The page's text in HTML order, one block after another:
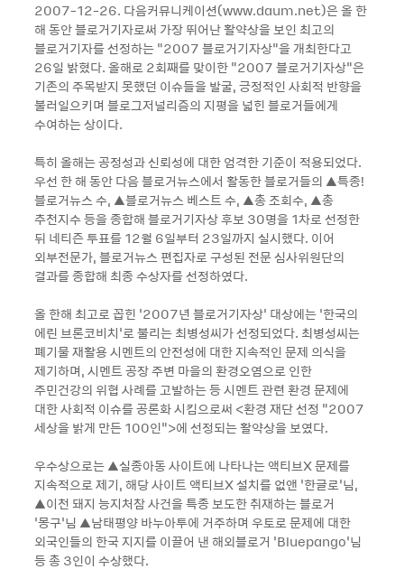
2007-12-26. 다음커뮤니케이션(www.daum.net)은 올 한
해 동안 블로거기자로써 가장 뛰어난 활약상을 보인 최고의
블로거기자를 선정하는 “2007 블로거기자상“을 개최한다고
26일 밝혔다. 올해로 2회째를 맞이한 “2007 블로거기자상“은
기존의 주목받지 못했던 이슈들을 발굴, 긍정적인 사회적 반향을
불러일으키며 블로그저널리즘의 지평을 넓힌 블로거들에게
수여하는 상이다.
특히 올해는 공정성과 신뢰성에 대한 엄격한 기준이 적용되었다.
우선 한 해 동안 다음 블로거뉴스에서 활동한 블로거들의 ▲특종!
블로거뉴스 수, ▲블로거뉴스 베스트 수, ▲총 조회수, ▲총
추천지수 등을 종합해 블로거기자상 후보 30명을 1차로 선정한
뒤 네티즌 투표를 12월 6일부터 23일까지 실시했다. 이어
외부전문가, 블로거뉴스 편집자로 구성된 전문 심사위원단의
결과를 종합해 최종 수상자를 선정하였다.
올 한해 최고로 꼽힌 ‘2007년 블로거기자상’ 대상에는 ‘한국의
에린 브론코비치’로 불리는 최병성씨가 선정되었다. 최병성씨는
폐기물 재활용 시멘트의 안전성에 대한 지속적인 문제 의식을
제기하며, 시멘트 공장 주변 마을의 환경오염으로 인한
주민건강의 위협 사례를 고발하는 등 시멘트 관련 환경 문제에
대한 사회적 이슈를 공론화 시킴으로써 <환경 재단 선정 “2007
세상을 밝게 만든 100인“>에 선정되는 활약상을 보였다.
우수상으로는 ▲실종아동 사이트에 나타나는 액티브X 문제를
지속적으로 제기, 해당 사이트 액티브X 설치를 없앤 ‘한글로’님,
▲이천 돼지 능지처참 사건을 특종 보도한 취재하는 블로거
‘몽구’님 ▲남태평양 바누아투에 거주하며 우토로 문제에 대한
외국인들의 한국 지지를 이끌어 낸 해외블로거 ‘Bluepango’님
등 총 3인이 수상했다.